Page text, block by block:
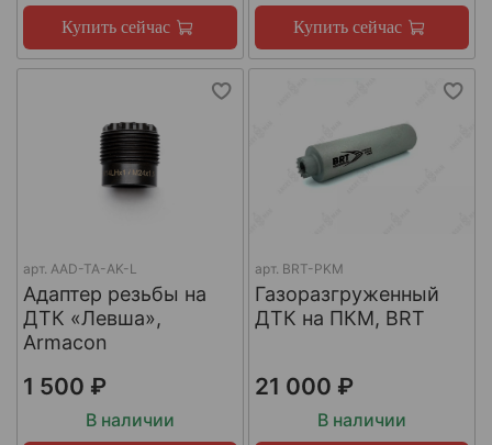
Купить сейчас Купить сейчас
арт. AAD-TA-AK-L
Адаптер резьбы на
ДТК «Левша»,
Armacon
1 500 ₽
В наличии
арт. BRT-PKM
Газоразгруженный
ДТК на ПКМ, BRT
21 000 ₽
В наличии